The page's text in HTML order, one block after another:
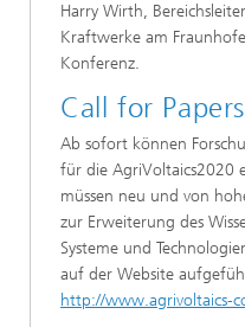
Harry Wirth,
Kraftwerke am
Konferenz.
Call for Papers
Ab sofort können
für die AgriVoltaics2020
müssen neu und von
zur Erweiterung des
Systeme und
auf der Website
http://www.agrivoltaics-